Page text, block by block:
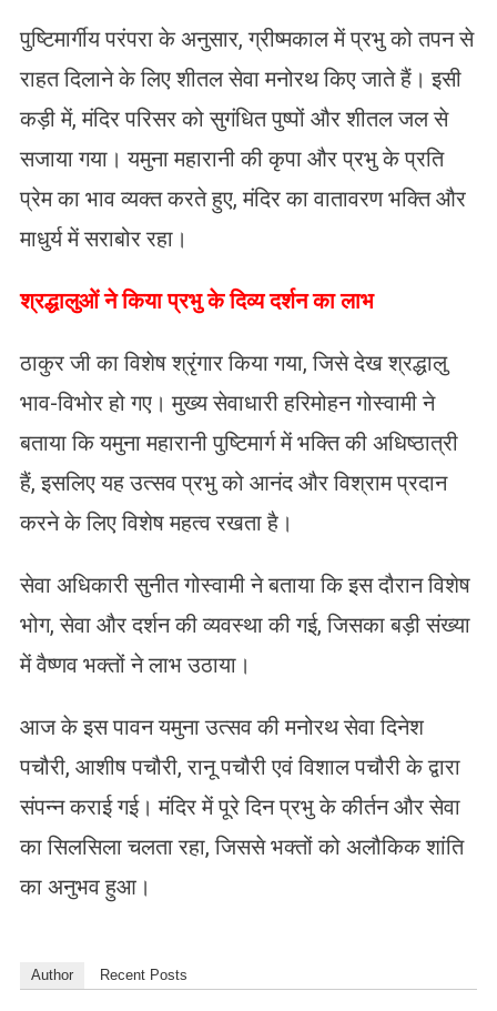
पुष्टिमार्गीय परंपरा के अनुसार, ग्रीष्मकाल में प्रभु को तपन से
राहत दिलाने के लिए शीतल सेवा मनोरथ किए जाते हैं। इसी
कड़ी में, मंदिर परिसर को सुगंधित पुष्पों और शीतल जल से
सजाया गया। यमुना महारानी की कृपा और प्रभु के प्रति
प्रेम का भाव व्यक्त करते हुए, मंदिर का वातावरण भक्ति और
माधुर्य में सराबोर रहा।
श्रद्धालुओं ने किया प्रभु के दिव्य दर्शन का लाभ
ठाकुर जी का विशेष श्रृंगार किया गया, जिसे देख श्रद्धालु
भाव-विभोर हो गए। मुख्य सेवाधारी हरिमोहन गोस्वामी ने
बताया कि यमुना महारानी पुष्टिमार्ग में भक्ति की अधिष्ठात्री
हैं, इसलिए यह उत्सव प्रभु को आनंद और विश्राम प्रदान
करने के लिए विशेष महत्व रखता है।
सेवा अधिकारी सुनीत गोस्वामी ने बताया कि इस दौरान विशेष
भोग, सेवा और दर्शन की व्यवस्था की गई, जिसका बड़ी संख्या
में वैष्णव भक्तों ने लाभ उठाया।
​आज के इस पावन यमुना उत्सव की मनोरथ सेवा दिनेश
पचौरी, आशीष पचौरी, रानू पचौरी एवं विशाल पचौरी के द्वारा
संपन्न कराई गई। मंदिर में पूरे दिन प्रभु के कीर्तन और सेवा
का सिलसिला चलता रहा, जिससे भक्तों को अलौकिक शांति
का अनुभव हुआ।
Author Recent Posts